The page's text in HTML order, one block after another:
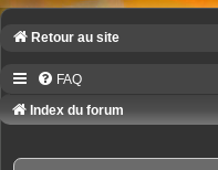
Retour au site
FAQ
Index du forum